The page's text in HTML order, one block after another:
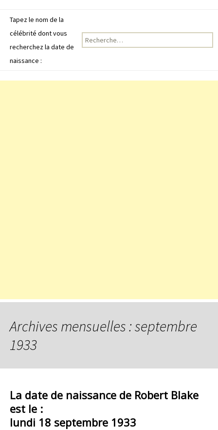
Tapez le nom de la
célébrité dont vous
recherchez la date de
naissance :
Recherche pour :
Archives mensuelles : septembre
1933
La date de naissance de Robert Blake
est le :
lundi 18 septembre 1933